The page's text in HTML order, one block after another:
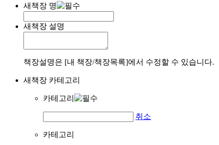
새책장 명
새책장 설명
책장설명은 [내 책장/책장목록]에서 수정할 수 있습니다.
새책장 카테고리
카테고리
취소
카테고리